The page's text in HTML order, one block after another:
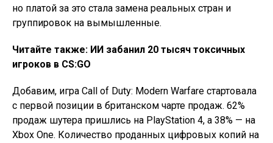
но платой за это стала замена реальных стран и
группировок на вымышленные.
Читайте также: ИИ забанил 20 тысяч токсичных
игроков в CS:GO
Добавим, игра Call of Duty: Modern Warfare стартовала
с первой позиции в британском чарте продаж. 62%
продаж шутера пришлись на PlayStation 4, а 38% — на
Xbox One. Количество проданных цифровых копий на